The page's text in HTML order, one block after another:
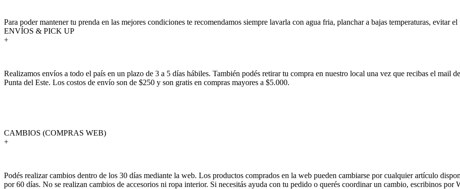
Para poder mantener tu prenda en las mejores condiciones te recomendamos siempre lavarla con agua fria, planchar a bajas temperaturas, evitar
ENVÍOS & PICK UP
+
Realizamos envíos a todo el país en un plazo de 3 a 5 días hábiles. También podés retirar tu compra en nuestro local una vez que recibas el
Punta del Este. Los costos de envío son de $250 y son gratis en compras mayores a $5.000.
CAMBIOS (COMPRAS WEB)
+
Podés realizar cambios dentro de los 30 días mediante la web. Los productos comprados en la web pueden cambiarse por cualquier artículo
por 60 días. No se realizan cambios de accesorios ni ropa interior. Si necesitás ayuda con tu pedido o querés coordinar un cambio, escribinos por